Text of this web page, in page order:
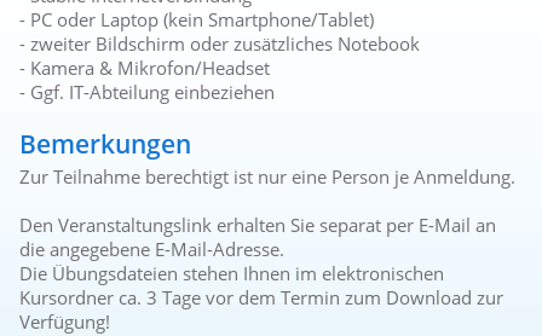
- PC oder Laptop (kein Smartphone/Tablet)
- zweiter Bildschirm oder zusätzliches Notebook
- Kamera & Mikrofon/Headset
- Ggf. IT-Abteilung einbeziehen
Bemerkungen
Zur Teilnahme berechtigt ist nur eine Person je Anmeldung.
Den Veranstaltungslink erhalten Sie separat per E-Mail an
die angegebene E-Mail-Adresse.
Die Übungsdateien stehen Ihnen im elektronischen
Kursordner ca. 3 Tage vor dem Termin zum Download zur
Verfügung!